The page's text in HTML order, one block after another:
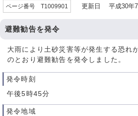
ページ番号 T1009901 更新日 平成30年7
避難勧告を発令
大雨により土砂災害等が発生する恐れ
のとおり避難勧告を発令しました。
発令時刻
午後5時45分
発令地域